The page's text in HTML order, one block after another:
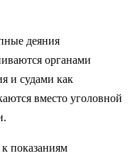
деяния
органами
и судами как
вместо уголовной
показаниям